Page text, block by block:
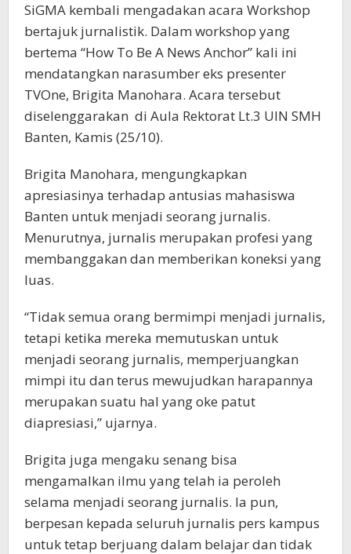
SiGMA kembali mengadakan acara Workshop
bertajuk jurnalistik. Dalam workshop yang
bertema “How To Be A News Anchor” kali ini
mendatangkan narasumber eks presenter
TVOne, Brigita Manohara. Acara tersebut
diselenggarakan di Aula Rektorat Lt.3 UIN SMH
Banten, Kamis (25/10).
Brigita Manohara, mengungkapkan
apresiasinya terhadap antusias mahasiswa
Banten untuk menjadi seorang jurnalis.
Menurutnya, jurnalis merupakan profesi yang
membanggakan dan memberikan koneksi yang
luas.
“Tidak semua orang bermimpi menjadi jurnalis,
tetapi ketika mereka memutuskan untuk
menjadi seorang jurnalis, memperjuangkan
mimpi itu dan terus mewujudkan harapannya
merupakan suatu hal yang oke patut
diapresiasi,” ujarnya.
Brigita juga mengaku senang bisa
mengamalkan ilmu yang telah ia peroleh
selama menjadi seorang jurnalis. Ia pun,
berpesan kepada seluruh jurnalis pers kampus
untuk tetap berjuang dalam belajar dan tidak